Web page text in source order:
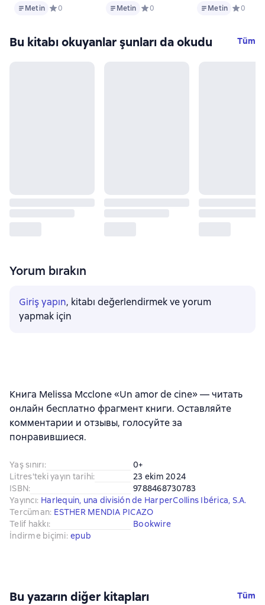
MetinMetin Средний рейтинг 0 на основе 0 оценок
0 MetinMetin Средний рейтинг 0 на основе 0
0 MetinMetin Средний
0
Bu kitabı okuyanlar şunları da okudu Tüm
Yorum bırakın
Giriş yapın, kitabı değerlendirmek ve yorum
yapmak için
Книга Melissa Mcclone «Un amor de cine» — читать
онлайн бесплатно фрагмент книги. Оставляйте
комментарии и отзывы, голосуйте за
понравившиеся.
Yaş sınırı:
0+
Litres'teki yayın tarihi:
23 ekim 2024
ISBN:
9788468730783
Yayıncı: Harlequin, una división de HarperCollins Ibérica, S.A.
Tercüman: ESTHER MENDIA PICAZO
Telif hakkı:
Bookwire
İndirme biçimi: epub
Bu yazarın diğer kitapları Tüm